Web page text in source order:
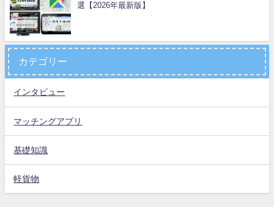
選【2026年最新版】
カテゴリー
インタビュー
マッチングアプリ
基礎知識
軽貨物